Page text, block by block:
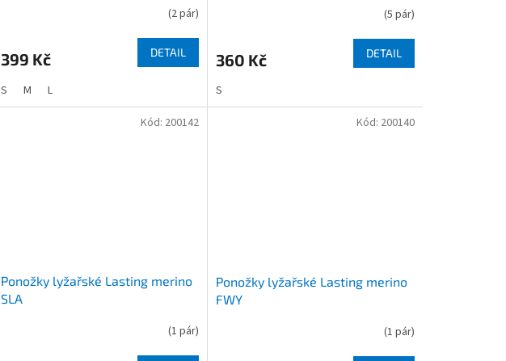
(2 pár)
399 Kč DETAIL
S M L
(5 pár)
360 Kč DETAIL
S
Ponožky lyžařské Lasting merino
SLA
(1 pár)
Kód: 200142
Ponožky lyžařské Lasting merino
FWY
(1 pár)
Kód: 200140